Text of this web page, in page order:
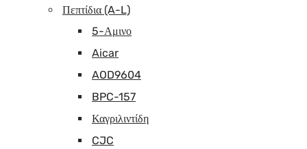
Πεπτίδια (A-L)
5-Αμινο
Aicar
AOD9604
BPC-157
Καγριλιντίδη
CJC